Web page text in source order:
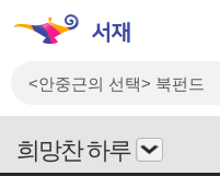
희망찬 하루